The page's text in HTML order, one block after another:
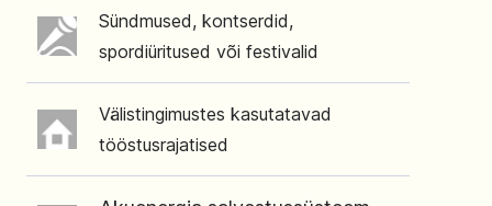
Sündmused, kontserdid,
spordiüritused või festivalid
Välistingimustes kasutatavad
tööstusrajatised